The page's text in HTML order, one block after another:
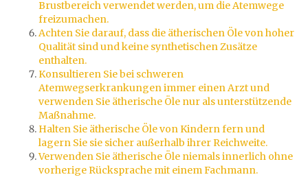
Brustbereich verwendet werden, um die Atemwege
freizumachen.
Achten Sie darauf, dass die ätherischen Öle von hoher
Qualität sind und keine synthetischen Zusätze
enthalten.
Konsultieren Sie bei schweren
Atemwegserkrankungen immer einen Arzt und
verwenden Sie ätherische Öle nur als unterstützende
Maßnahme.
Halten Sie ätherische Öle von Kindern fern und
lagern Sie sie sicher außerhalb ihrer Reichweite.
Verwenden Sie ätherische Öle niemals innerlich ohne
vorherige Rücksprache mit einem Fachmann.